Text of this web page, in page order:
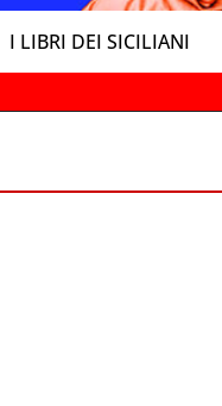
I LIBRI DEI SICILIANI